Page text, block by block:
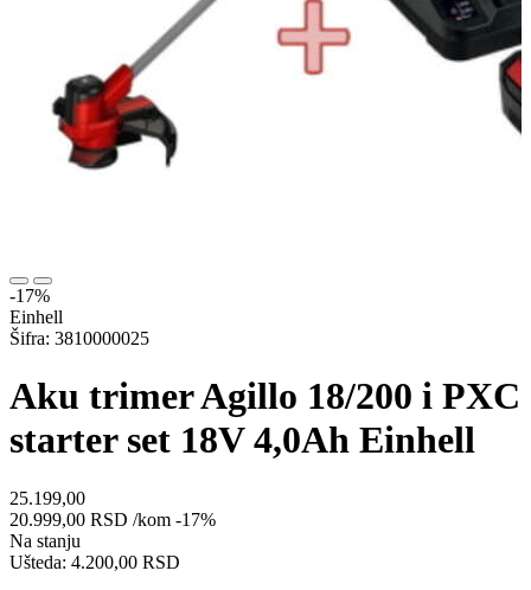
-17%
Einhell
Šifra: 3810000025
Aku trimer Agillo 18/200 i PXC
starter set 18V 4,0Ah Einhell
25.199,00
20.999,00 RSD /kom -17%
Na stanju
Ušteda: 4.200,00 RSD